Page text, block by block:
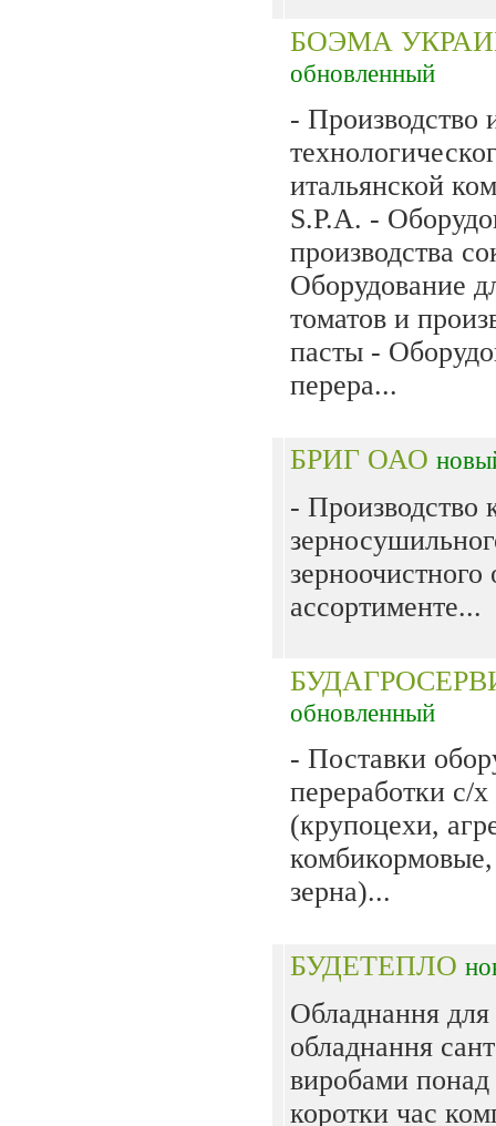
БОЭМА
обновленный
- Производство
итальянской
S.P.A. -
производства
Оборудование
томатов и
пасты -
перера...
БРИГ ОАО
- Производство
зерноочистного
ассортименте...
обновленный
- Поставки
переработки с/
(крупоцехи,
комбикормовые,
зерна)...
БУДЕТЕПЛО
Обладнання для
обладнання
виробами понад
коротки час